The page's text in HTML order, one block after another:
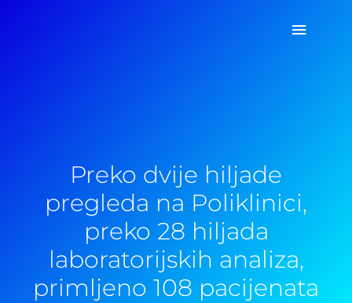
Glavni
Preko dvije hiljade
pregleda na Poliklinici,
preko 28 hiljada
laboratorijskih analiza,
primljeno 108 pacijenata